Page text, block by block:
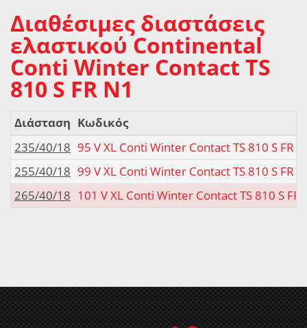
Διαθέσιμες διαστάσεις
ελαστικού Continental
Conti Winter Contact TS
810 S FR N1
Διάσταση Κωδικός
235/40/18 95 V XL Conti Winter Contact TS 810 S FR
255/40/18 99 V XL Conti Winter Contact TS 810 S FR
265/40/18 101 V XL Conti Winter Contact TS 810 S FR